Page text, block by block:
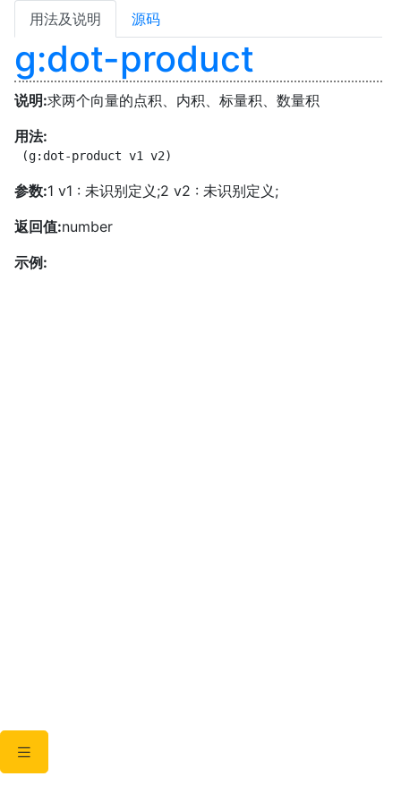
用法及说明 源码
g:dot-product
说明:求两个向量的点积、内积、标量积、数量积
用法:
(g:dot-product v1 v2)
参数:1 v1 : 未识别定义;2 v2 : 未识别定义;
返回值:number
示例: